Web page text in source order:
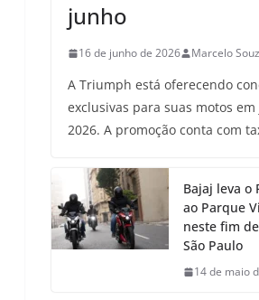
junho
16 de junho de 2026 Marcelo
A Triumph está oferecendo
exclusivas para suas motos
2026. A promoção conta com
Bajaj leva o
ao Parque
neste fim
São Paulo
14 de maio